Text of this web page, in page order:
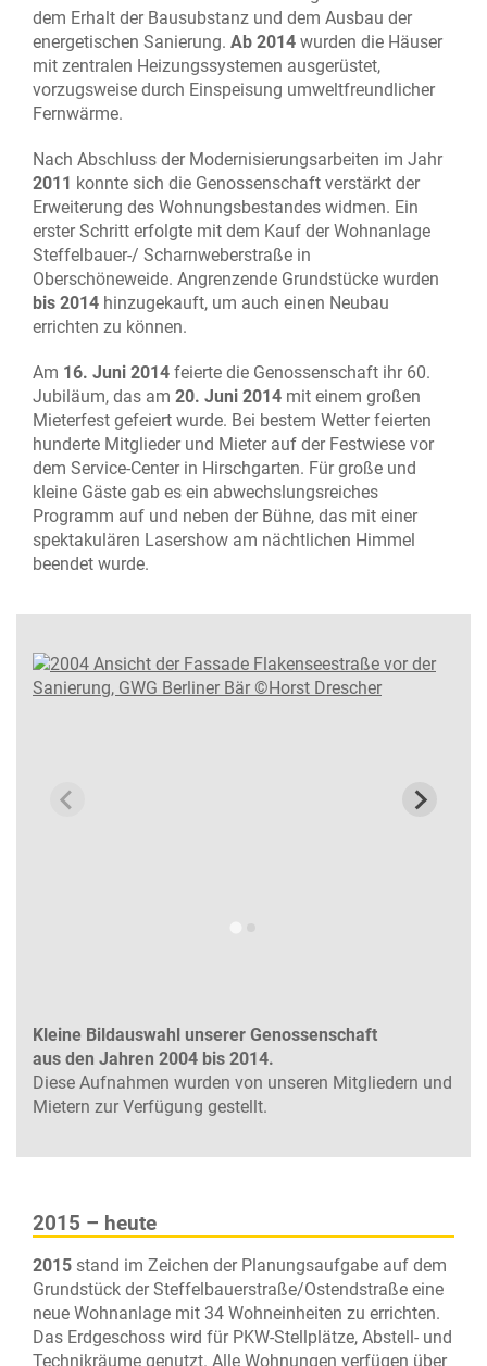
dem Erhalt der Bausubstanz und dem Ausbau der
energetischen Sanierung. Ab 2014 wurden die Häuser
mit zentralen Heizungssystemen ausgerüstet,
vorzugsweise durch Einspeisung umweltfreundlicher
Fernwärme.
Nach Abschluss der Modernisierungsarbeiten im Jahr
2011 konnte sich die Genossenschaft verstärkt der
Erweiterung des Wohnungsbestandes widmen. Ein
erster Schritt erfolgte mit dem Kauf der Wohnanlage
Steffelbauer-/ Scharnweberstraße in
Oberschöneweide. Angrenzende Grundstücke wurden
bis 2014 hinzugekauft, um auch einen Neubau
errichten zu können.
Am 16. Juni 2014 feierte die Genossenschaft ihr 60.
Jubiläum, das am 20. Juni 2014 mit einem großen
Mieterfest gefeiert wurde. Bei bestem Wetter feierten
hunderte Mitglieder und Mieter auf der Festwiese vor
dem Service-Center in Hirschgarten. Für große und
kleine Gäste gab es ein abwechslungsreiches
Programm auf und neben der Bühne, das mit einer
spektakulären Lasershow am nächtlichen Himmel
beendet wurde.
Kleine Bildauswahl unserer Genossenschaft
aus den Jahren 2004 bis 2014.
Diese Aufnahmen wurden von unseren Mitgliedern und
Mietern zur Verfügung gestellt.
2015 – heute
2015 stand im Zeichen der Planungsaufgabe auf dem
Grundstück der Steffelbauerstraße/Ostendstraße eine
neue Wohnanlage mit 34 Wohneinheiten zu errichten.
Das Erdgeschoss wird für PKW-Stellplätze, Abstell- und
Technikräume genutzt. Alle Wohnungen verfügen über